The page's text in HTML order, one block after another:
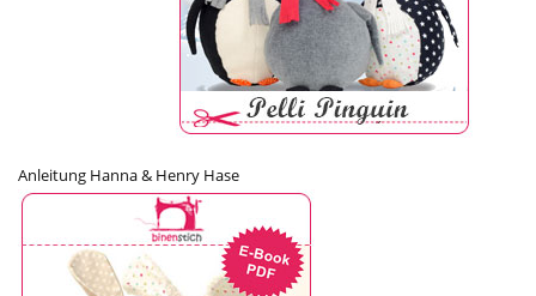
Anleitung Hanna & Henry Hase